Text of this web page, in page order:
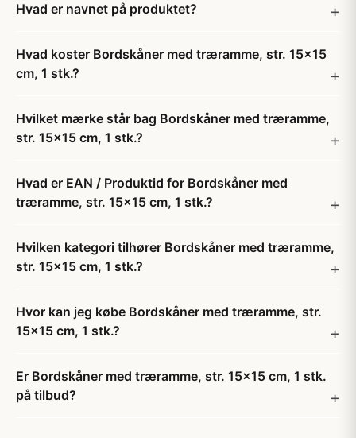
Hvad er navnet på produktet?
Hvad koster Bordskåner med træramme, str. 15x15
cm, 1 stk.?
Hvilket mærke står bag Bordskåner med træramme,
str. 15x15 cm, 1 stk.?
Hvad er EAN / Produktid for Bordskåner med
træramme, str. 15x15 cm, 1 stk.?
Hvilken kategori tilhører Bordskåner med træramme,
str. 15x15 cm, 1 stk.?
Hvor kan jeg købe Bordskåner med træramme, str.
15x15 cm, 1 stk.?
Er Bordskåner med træramme, str. 15x15 cm, 1 stk.
på tilbud?